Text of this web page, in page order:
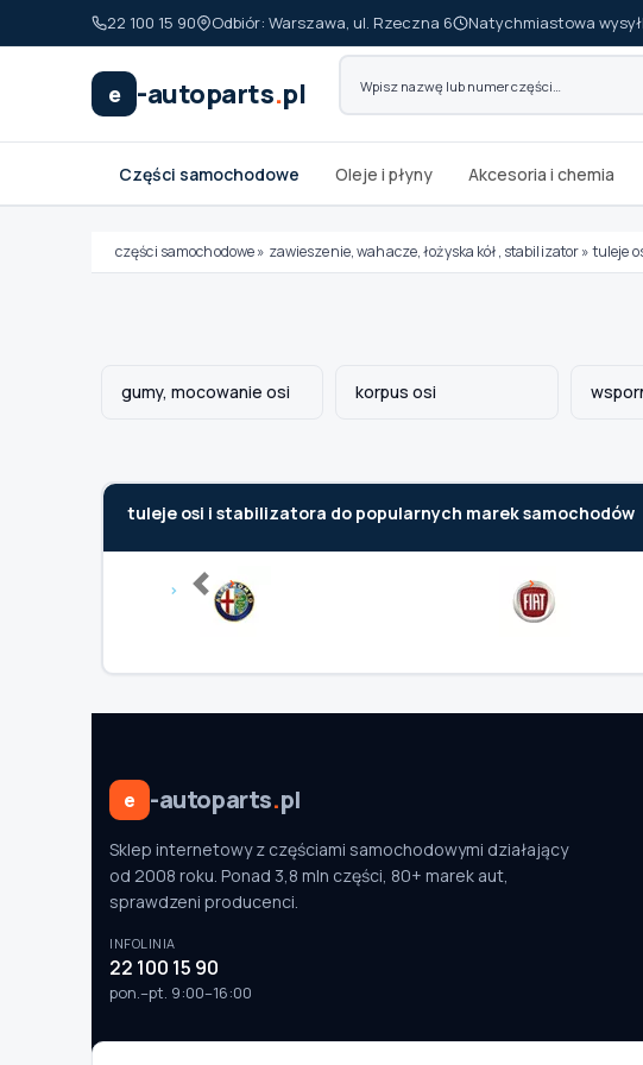
22 100 15 90 Odbiór: Warszawa, ul. Rzeczna 6 Natychmiastowa
e -autoparts.pl
Części samochodowe Oleje i płyny Akcesoria i chemia
MARKA
TYP / SILNIK
części samochodowe» zawieszenie, wahacze, łożyska kół, stabilizator»tuleje
gumy, mocowanie osi korpus osi
tuleje osi i stabilizatora do popularnych marek samochodów
Previous
e -autoparts.pl
Sklep internetowy z częściami samochodowymi działający
od 2008 roku. Ponad 3,8 mln części, 80+ marek aut,
sprawdzeni producenci.
INFOLINIA
22 100 15 90
pon.–pt. 9:00–16:00